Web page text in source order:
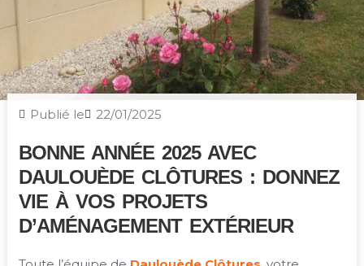
Publié le 22/01/2025
BONNE ANNÉE 2025 AVEC
DAULOUÈDE CLÔTURES : DONNEZ
VIE À VOS PROJETS
D’AMÉNAGEMENT EXTÉRIEUR